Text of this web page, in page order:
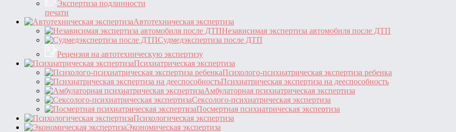
Экспертиза подлинности
печати
Автотехническая экспертиза
Независимая экспертиза автомобиля после ДТП
Судмедэкспертиза после ДТП
Рецензия на автотехническую экспертизу
Психиатрическая экспертиза
Психолого-психиатрическая экспертиза ребенка
Психиатрическая экспертиза на дееспособность
Амбулаторная психиатрическая экспертиза
Сексолого-психиатрическая экспертиза
Посмертная психиатрическая экспертиза
Психологическая экспертиза
Экономическая экспертиза